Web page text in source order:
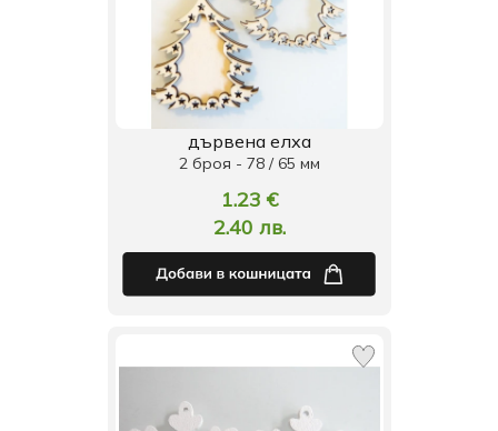
дървена елха
2 броя - 78 / 65 мм
1.23 €
2.40 лв.